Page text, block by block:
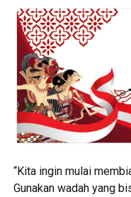
“Kita ingin mulai
Gunakan wadah yang